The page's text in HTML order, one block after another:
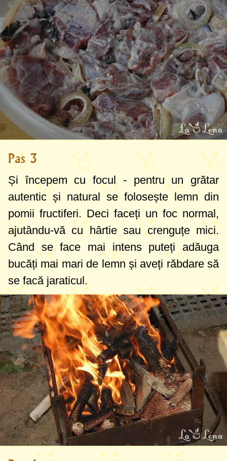
Pas 3
Și începem cu focul - pentru un grătar
autentic și natural se folosește lemn din
pomii fructiferi. Deci faceți un foc normal,
ajutându-vă cu hârtie sau crenguțe mici.
Când se face mai intens puteți adăuga
bucăți mai mari de lemn și aveți răbdare să
se facă jaraticul.